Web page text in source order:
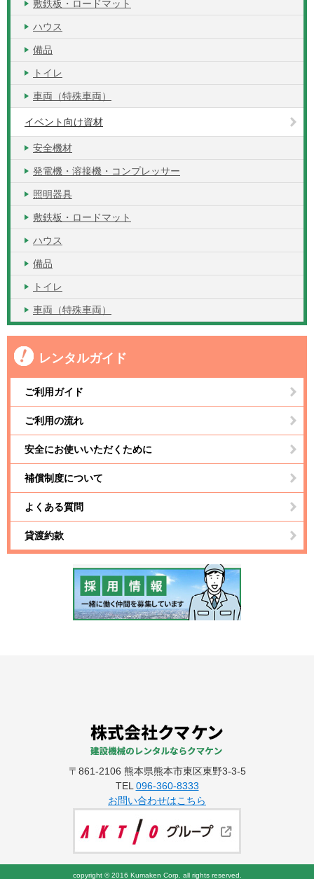
敷鉄板・ロードマット
ハウス
備品
トイレ
車両（特殊車両）
イベント向け資材
安全機材
発電機・溶接機・コンプレッサー
照明器具
敷鉄板・ロードマット
ハウス
備品
トイレ
車両（特殊車両）
レンタルガイド
ご利用ガイド
ご利用の流れ
安全にお使いいただくために
補償制度について
よくある質問
貸渡約款
〒861-2106 熊本県熊本市東区東野3-3-5
TEL096-360-8333
お問い合わせはこちら
copyright © 2016 Kumaken Corp. all rights reserved.